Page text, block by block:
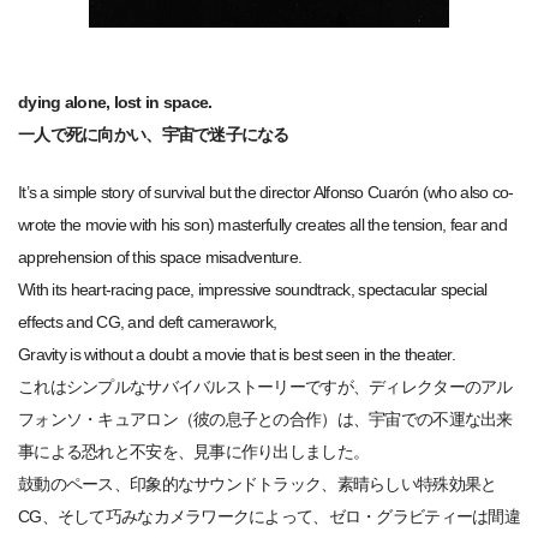
dying alone, lost in space.
一人で死に向かい、宇宙で迷子になる
It’s a simple story of survival but the director Alfonso Cuarón (who also co-
wrote the movie with his son) masterfully creates all the tension, fear and
apprehension of this space misadventure.
With its heart-racing pace, impressive soundtrack, spectacular special
effects and CG, and deft camerawork,
Gravity is without a doubt a movie that is best seen in the theater.
これはシンプルなサバイバルストーリーですが、ディレクターのアル
フォンソ・キュアロン（彼の息子との合作）は、宇宙での不運な出来
事による恐れと不安を、見事に作り出しました。
鼓動のペース、印象的なサウンドトラック、素晴らしい特殊効果と
CG、そして巧みなカメラワークによって、ゼロ・グラビティーは間違